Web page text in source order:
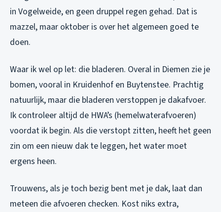
in Vogelweide, en geen druppel regen gehad. Dat is
mazzel, maar oktober is over het algemeen goed te
doen.
Waar ik wel op let: die bladeren. Overal in Diemen zie je
bomen, vooral in Kruidenhof en Buytenstee. Prachtig
natuurlijk, maar die bladeren verstoppen je dakafvoer.
Ik controleer altijd de HWA’s (hemelwaterafvoeren)
voordat ik begin. Als die verstopt zitten, heeft het geen
zin om een nieuw dak te leggen, het water moet
ergens heen.
Trouwens, als je toch bezig bent met je dak, laat dan
meteen die afvoeren checken. Kost niks extra,